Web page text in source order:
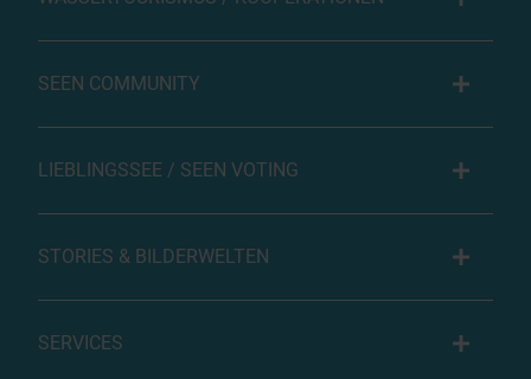
SEEN COMMUNITY
LIEBLINGSSEE / SEEN VOTING
STORIES & BILDERWELTEN
SERVICES